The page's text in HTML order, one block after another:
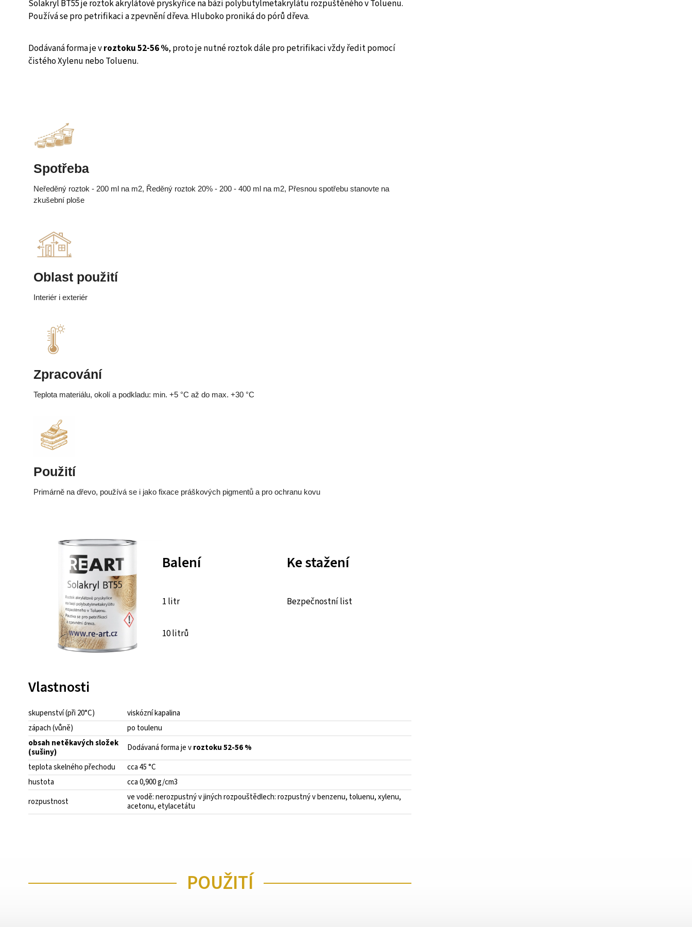
Solakryl BT55 je roztok akrylátové pryskyřice na bázi polybutylmetakrylátu rozpuštěného v Toluenu.
Používá se pro petrifikaci a zpevnění dřeva. Hluboko proniká do pórů dřeva.
Dodávaná forma je vroztoku 52-56 %, proto je nutné roztok dále pro petrifikaci vždy ředit pomocí
čistého Xylenu nebo Toluenu.
Spotřeba
Neředěný roztok - 200 ml na m2, Ředěný roztok 20% - 200 - 400 ml na m2, Přesnou spotřebu stanovte na
zkušební ploše
Oblast použití
Interiér i exteriér
Zpracování
Teplota materiálu, okolí a podkladu: min. +5 °C až do max. +30 °C
Použití
Primárně na dřevo, používá se i jako fixace práškových pigmentů a pro ochranu kovu
Balení
1 litr
10 litrů
Ke stažení
Bezpečnostní list
Vlastnosti
skupenství (při 20°C)
viskózní kapalina
zápach (vůně)
po toulenu
obsah netěkavých složek
(sušiny)
Dodávaná forma je vroztoku 52-56 %
teplota skelného přechodu
cca 45 °C
hustota
cca 0,900 g/cm3
rozpustnost
ve vodě: nerozpustný v jiných rozpouštědlech: rozpustný v benzenu, toluenu, xylenu,
acetonu, etylacetátu
POUŽITÍ